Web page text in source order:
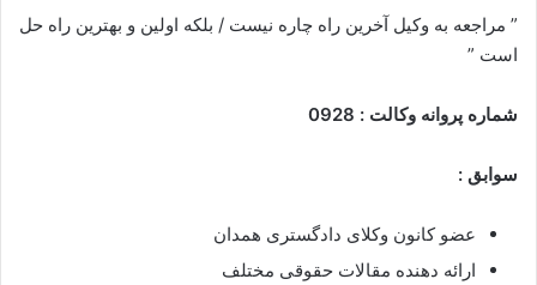
” مراجعه به وکیل آخرین راه چاره نیست / بلکه اولین و بهترین راه حل
است ”
شماره پروانه وکالت : 0928
سوابق :
عضو کانون وکلای دادگستری همدان
ارائه دهنده مقالات حقوقی مختلف